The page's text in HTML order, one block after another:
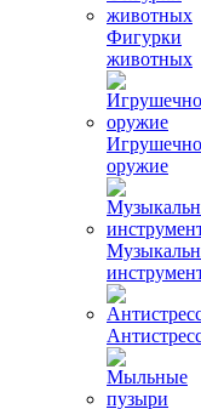
Фигурки
животных
оружие